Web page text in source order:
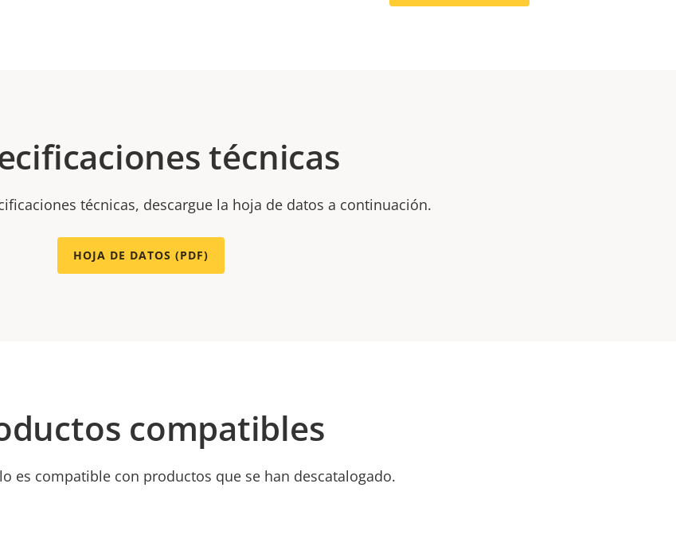
técnicas
técnicas, descargue la hoja de datos a continuación.
HOJA DE DATOS (PDF)
compatibles
es compatible con productos que se han descatalogado.